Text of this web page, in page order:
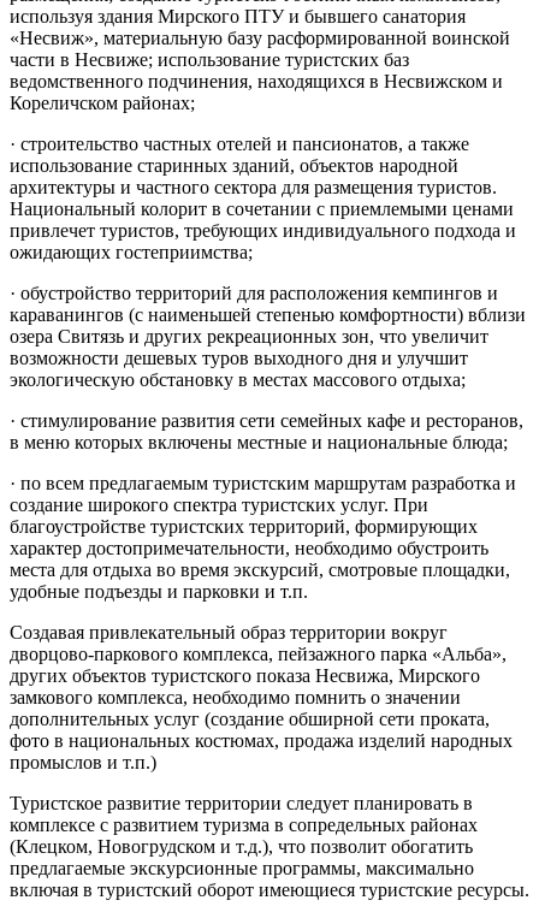
используя здания Мирского ПТУ и бывшего санатория
«Несвиж», материальную базу расформированной воинской
части в Несвиже; использование туристских баз
ведомственного подчинения, находящихся в Несвижском и
Кореличском районах;
· строительство частных отелей и пансионатов, а также
использование старинных зданий, объектов народной
архитектуры и частного сектора для размещения туристов.
Национальный колорит в сочетании с приемлемыми ценами
привлечет туристов, требующих индивидуального подхода и
ожидающих гостеприимства;
· обустройство территорий для расположения кемпингов и
караванингов (с наименьшей степенью комфортности) вблизи
озера Свитязь и других рекреационных зон, что увеличит
возможности дешевых туров выходного дня и улучшит
экологическую обстановку в местах массового отдыха;
· стимулирование развития сети семейных кафе и ресторанов,
в меню которых включены местные и национальные блюда;
· по всем предлагаемым туристским маршрутам разработка и
создание широкого спектра туристских услуг. При
благоустройстве туристских территорий, формирующих
характер достопримечательности, необходимо обустроить
места для отдыха во время экскурсий, смотровые площадки,
удобные подъезды и парковки и т.п.
Создавая привлекательный образ территории вокруг
дворцово-паркового комплекса, пейзажного парка «Альба»,
других объектов туристского показа Несвижа, Мирского
замкового комплекса, необходимо помнить о значении
дополнительных услуг (создание обширной сети проката,
фото в национальных костюмах, продажа изделий народных
промыслов и т.п.)
Туристское развитие территории следует планировать в
комплексе с развитием туризма в сопредельных районах
(Клецком, Новогрудском и т.д.), что позволит обогатить
предлагаемые экскурсионные программы, максимально
включая в туристский оборот имеющиеся туристские ресурсы.